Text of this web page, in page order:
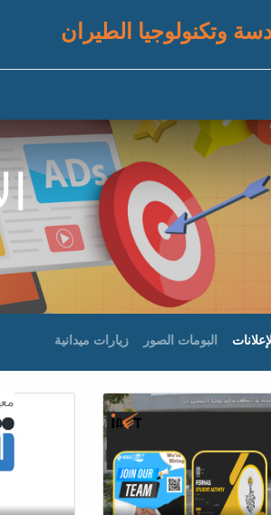
وتكنولوجيا الطيران
البومات الصور زيارات ميدانية